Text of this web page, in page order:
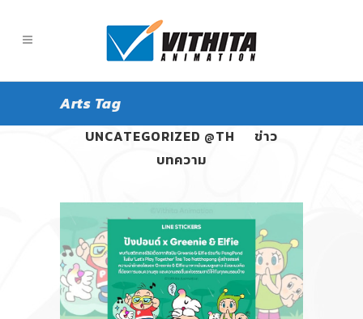
Arts TagALL
UNCATEGORIZED @TH
ข่าว
บทความ